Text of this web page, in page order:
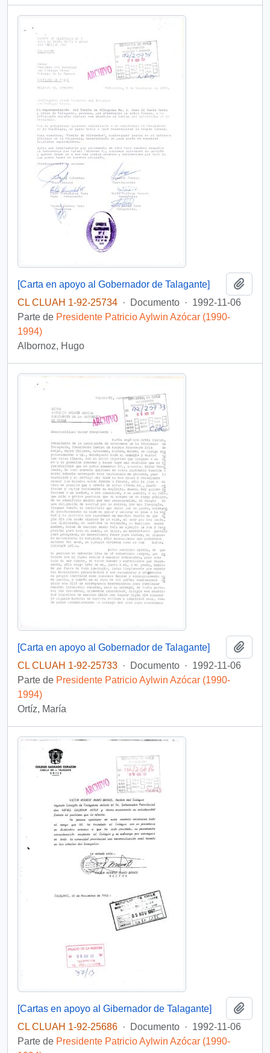
[Carta en apoyo al Gobernador de Talagante]
CL CLUAH 1-92-25734 · Documento · 1992-11-06
Parte de Presidente Patricio Aylwin Azócar (1990-
1994)
Albornoz, Hugo
[Carta en apoyo al Gobernador de Talagante]
CL CLUAH 1-92-25733 · Documento · 1992-11-06
Parte de Presidente Patricio Aylwin Azócar (1990-
1994)
Ortíz, María
[Cartas en apoyo al Gibernador de Talagante]
CL CLUAH 1-92-25686 · Documento · 1992-11-06
Parte de Presidente Patricio Aylwin Azócar (1990-